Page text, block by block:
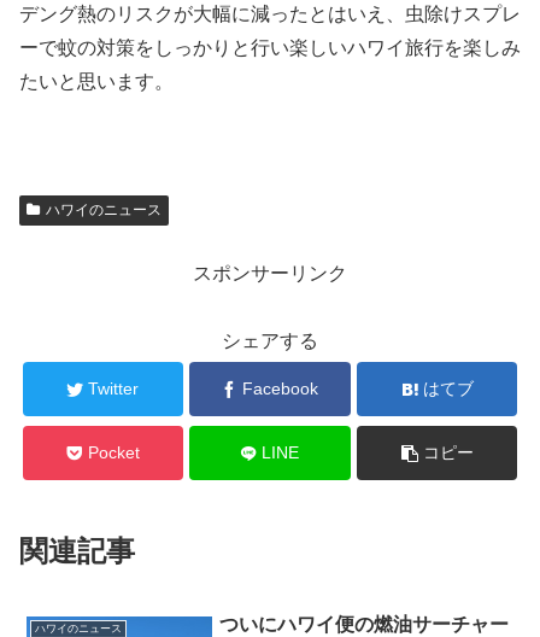
デング熱のリスクが大幅に減ったとはいえ、虫除けスプレ
ーで蚊の対策をしっかりと行い楽しいハワイ旅行を楽しみ
たいと思います。
ハワイのニュース
スポンサーリンク
シェアする
Twitter Facebook はてブ
Pocket LINE コピー
関連記事
ハワイのニュース
ついにハワイ便の燃油サーチャー